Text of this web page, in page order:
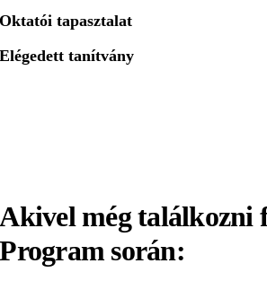
Oktatói tapasztalat
Elégedett tanítvány
Akivel még találkozni
Program során: